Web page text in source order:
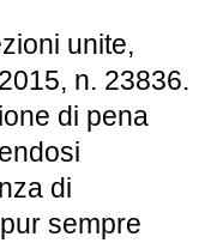
unite,
n. 23836.
di pena
di
sempre